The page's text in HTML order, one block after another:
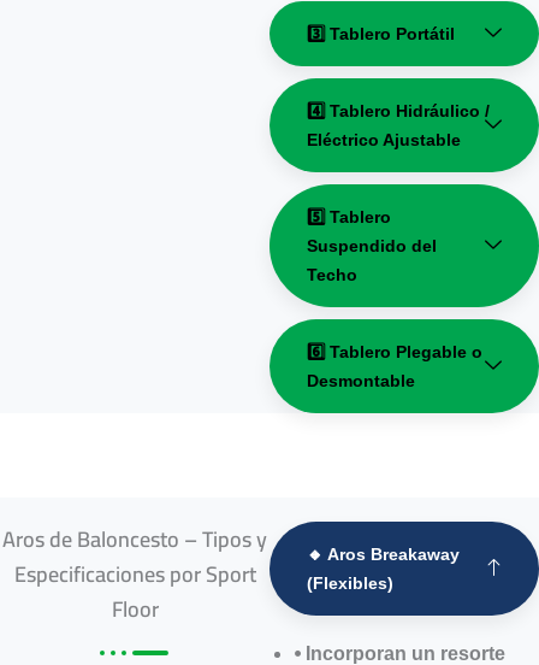
3️⃣ Tablero Portátil
4️⃣ Tablero Hidráulico /
Eléctrico Ajustable
5️⃣ Tablero
Suspendido del
Techo
6️⃣ Tablero Plegable o
Desmontable
Aros de Baloncesto – Tipos y
Especificaciones por Sport
Floor
🔸 Aros Breakaway
(Flexibles)
⦁ Incorporan un resorte